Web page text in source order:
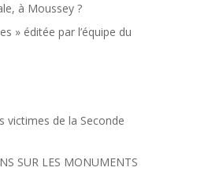
à Moussey ?
» éditée par l’équipe du
victimes de la Seconde
SUR LES MONUMENTS